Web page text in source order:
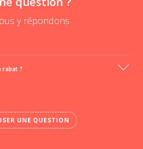
y répondons
rabat ?
UNE QUESTION